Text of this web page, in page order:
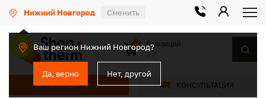
Нижний Новгород Сменить
Ваш регион Нижний Новгород?
Да, верно Нет, другой
КАТАЛОГ КОНСУЛЬТАЦИЯ
0
0 позиций